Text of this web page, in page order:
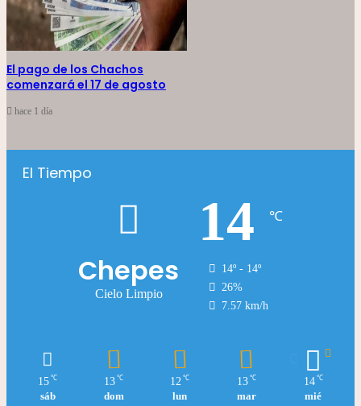
El pago de los Chachos
comenzará el 17 de agosto
hace 1 día
El Tiempo
Chepes
Cielo Limpio
14 ℃
14º - 14º
26%
7.57 km/h
15 ℃
sáb
13 ℃
dom
12 ℃
lun
13 ℃
mar
14 ℃
mié